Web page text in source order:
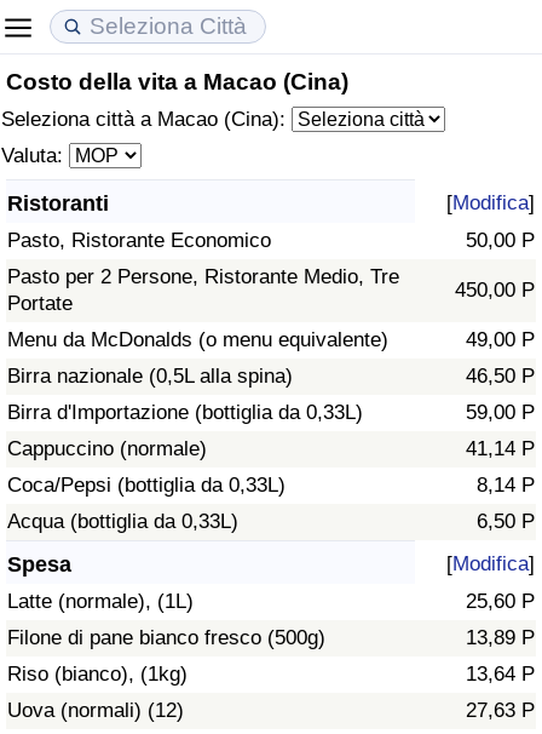
Costo della vita a Macao (Cina)
Seleziona città a Macao (Cina):
Valuta:
Ristoranti [Modifica]
Pasto, Ristorante Economico
50,00 P
Pasto per 2 Persone, Ristorante Medio, Tre
Portate
450,00 P
Menu da McDonalds (o menu equivalente)
49,00 P
Birra nazionale (0,5L alla spina)
46,50 P
Birra d'Importazione (bottiglia da 0,33L)
59,00 P
Cappuccino (normale)
41,14 P
Coca/Pepsi (bottiglia da 0,33L)
8,14 P
Acqua (bottiglia da 0,33L)
6,50 P
Spesa [Modifica]
Latte (normale), (1L)
25,60 P
Filone di pane bianco fresco (500g)
13,89 P
Riso (bianco), (1kg)
13,64 P
Uova (normali) (12)
27,63 P
Costo della vita
Indice Del Costo Della Vita (corrente)
Indice Del Costo Della Vita
Indice del Costo della Vita per Nazione
ad Aqaba
Prezzi degli immobili
Indice del Prezzo delle Case (Corrente)
Indice del Prezzo delle Case
Indice del Prezzo delle Case per Nazione
Qualità della Vita
Indice della Qualità della Vita
Indice della Qualità della Vita (Corrente)
Indice della qualità della vita per Paese
Criminalità
Indice del Tasso di Criminalità (Corrente)
Indice della Criminalità
Indice di criminalità per paese
Indice dell’Assistenza Sanitaria (Corrente)
Indice dell’Assistenza Sanitaria